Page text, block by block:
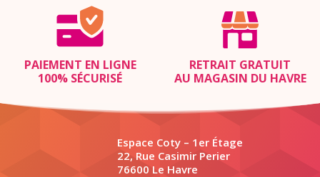
PAIEMENT EN LIGNE
100% SÉCURISÉ
RETRAIT GRATUIT
AU MAGASIN DU HAVRE
Espace Coty – 1er Étage
22, Rue Casimir Perier
76600 Le Havre